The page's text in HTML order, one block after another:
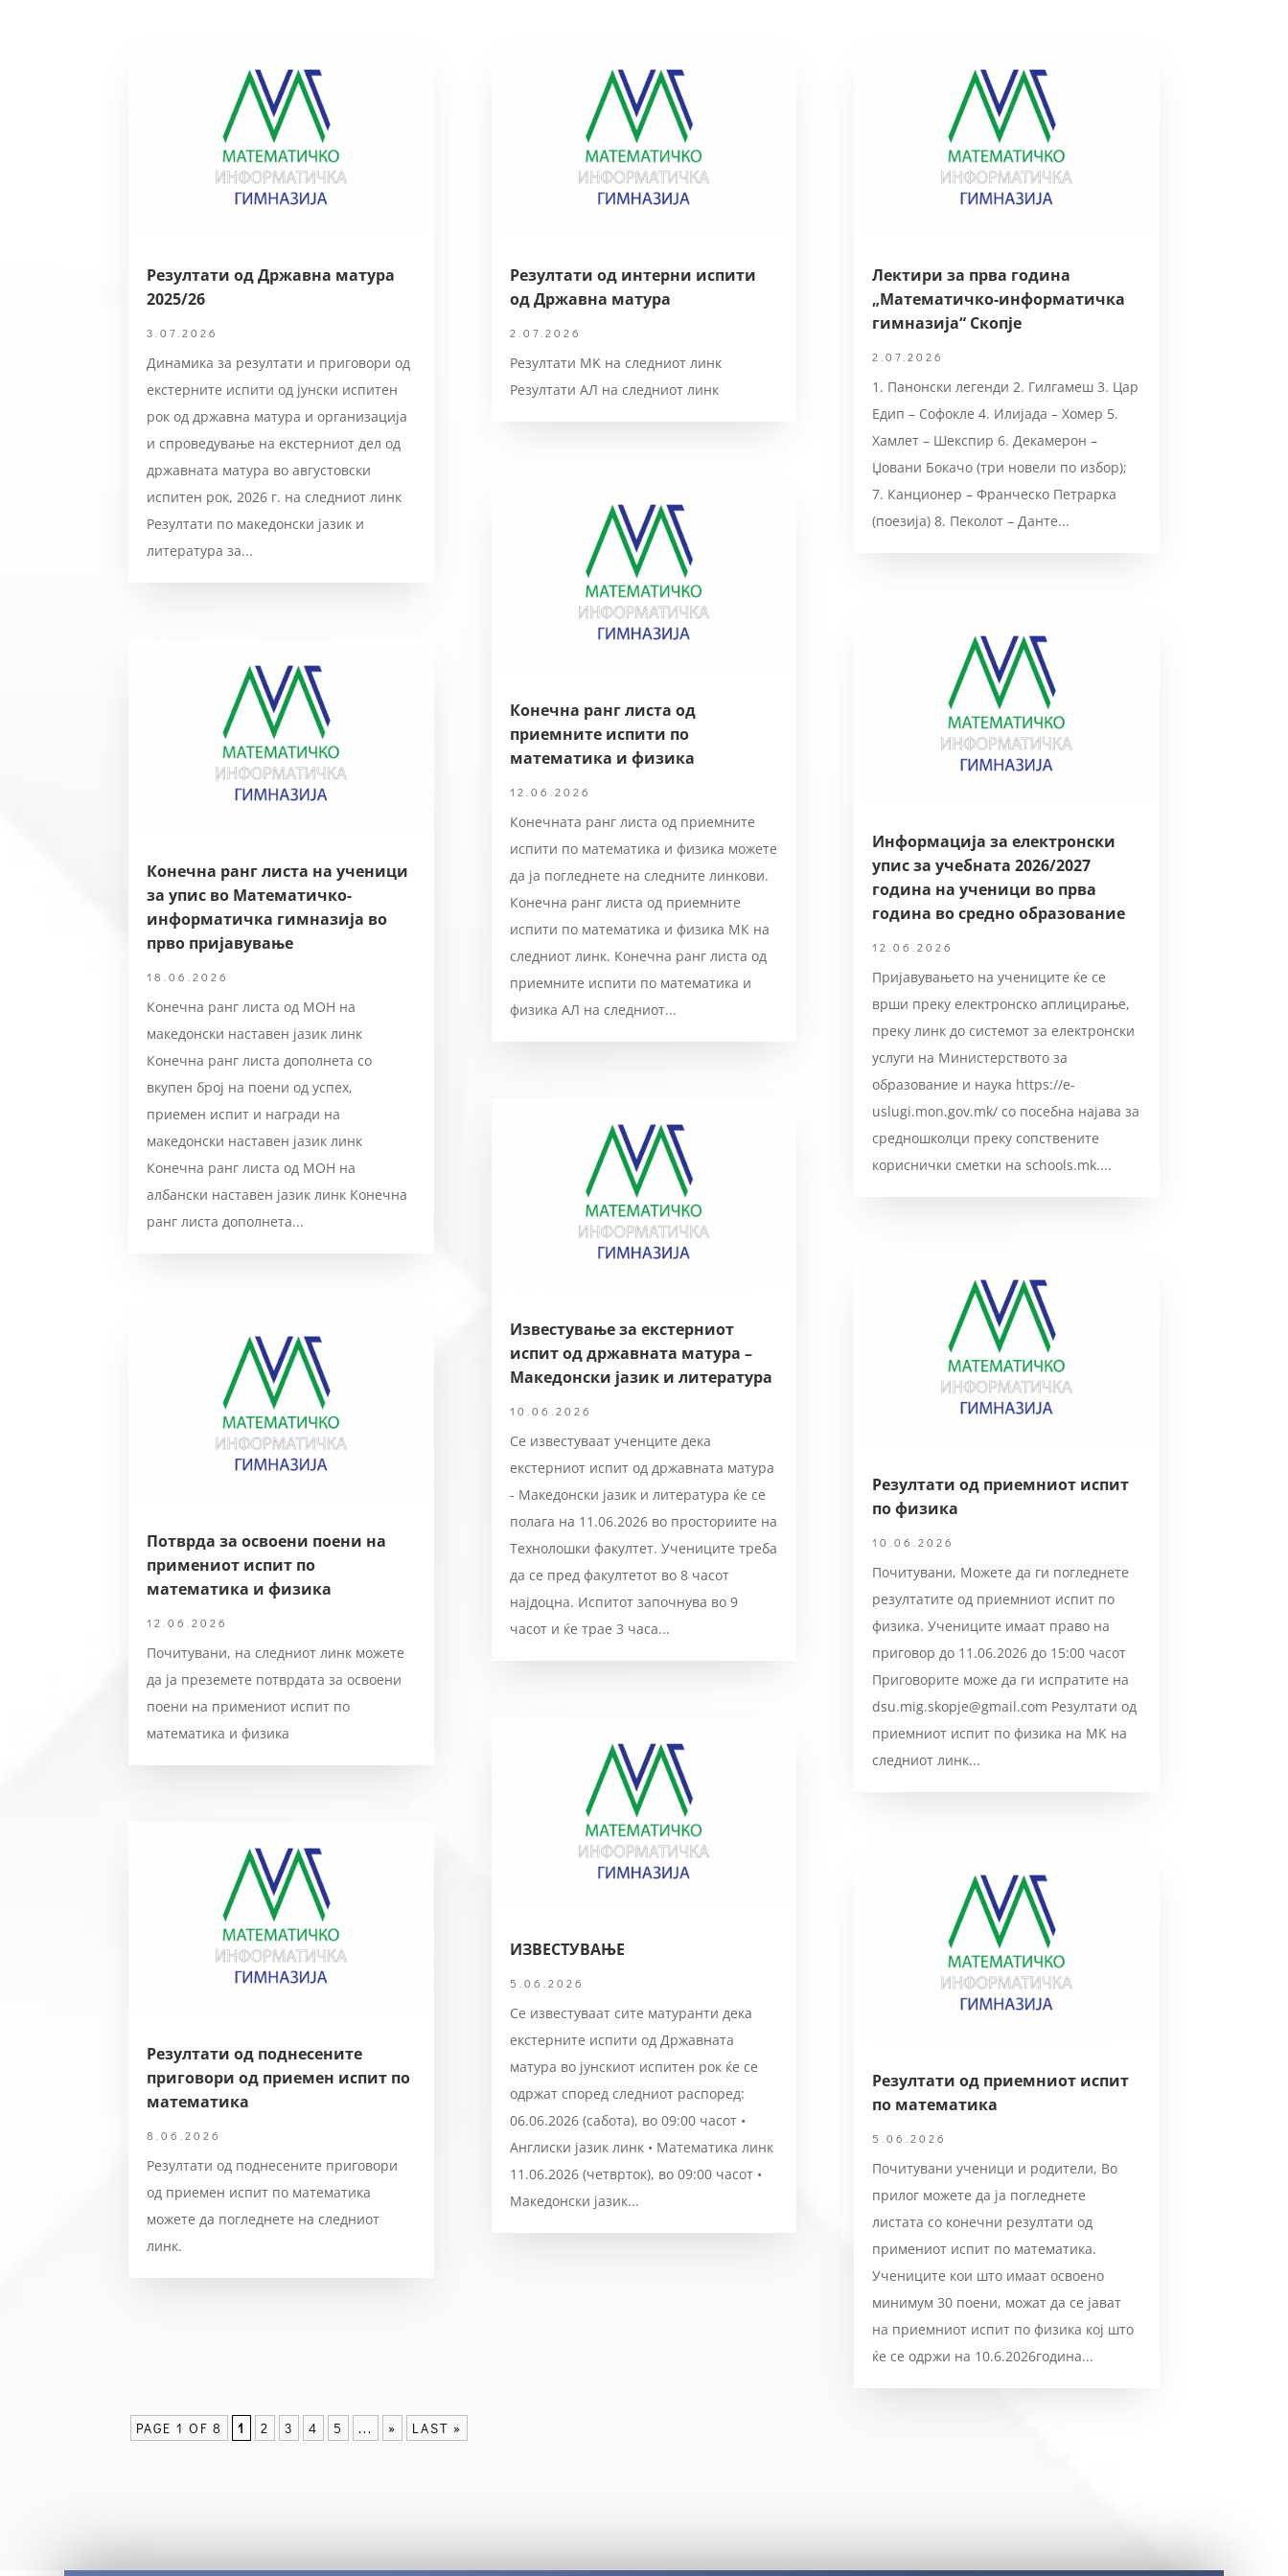
Резултати од Државна матура
2025/26
3.07.2026
Динамика за резултати и приговори од
екстерните испити од јунски испитен
рок од државна матура и организација
и спроведување на екстерниот дел од
државната матура во августовски
испитен рок, 2026 г. на следниот линк
Резултати по македонски јазик и
литература за...
Конечна ранг листа на ученици
за упис во Математичко-
информатичка гимназија во
прво пријавување
18.06.2026
Конечна ранг листа од МОН на
македонски наставен јазик линк
Конечна ранг листа дополнета со
вкупен број на поени од успех,
приемен испит и награди на
македонски наставен јазик линк
Конечна ранг листа од МОН на
албански наставен јазик линк Конечна
ранг листа дополнета...
Потврда за освоени поени на
примениот испит по
математика и физика
12.06.2026
Почитувани, на следниот линк можете
да ја преземете потврдата за освоени
поени на примениот испит по
математика и физика
Резултати од поднесените
приговори од приемен испит по
математика
8.06.2026
Резултати од поднесените приговори
од приемен испит по математика
можете да погледнете на следниот
линк.
Резултати од интерни испити
од Државна матура
2.07.2026
Резултати MK на следниот линк
Резултати АЛ на следниот линк
Конечна ранг листа од
приемните испити по
математика и физика
12.06.2026
Конечната ранг листа од приемните
испити по математика и физика можете
да ја погледнете на следните линкови.
Конечна ранг листа од приемните
испити по математика и физика МК на
следниот линк. Конечна ранг листа од
приемните испити по математика и
физика АЛ на следниот...
Известување за екстерниот
испит од државната матура –
Македонски јазик и литература
10.06.2026
Се известуваат ученците дека
екстерниот испит од државната матура
- Македонски јазик и литература ќе се
полага на 11.06.2026 во просториите на
Технолошки факултет. Учениците треба
да се пред факултетот во 8 часот
најдоцна. Испитот започнува во 9
часот и ќе трае 3 часа...
ИЗВЕСТУВАЊЕ
5.06.2026
Се известуваат сите матуранти дека
екстерните испити од Државната
матура во јунскиот испитен рок ќе се
одржат според следниот распоред:
06.06.2026 (сабота), во 09:00 часот •
Англиски јазик линк • Математика линк
11.06.2026 (четврток), во 09:00 часот •
Македонски јазик...
Лектири за прва година
„Математичко-информатичка
гимназија“ Скопје
2.07.2026
1. Панонски легенди 2. Гилгамеш 3. Цар
Едип – Софокле 4. Илијада – Хомер 5.
Хамлет – Шекспир 6. Декамерон –
Џовани Бокачо (три новели по избор);
7. Канционер – Франческо Петрарка
(поезија) 8. Пеколот – Данте...
Информација за електронски
упис за учебната 2026/2027
година на ученици во прва
година во средно образование
12.06.2026
Пријавувањето на учениците ќе се
врши преку електронско аплицирање,
преку линк до системот за електронски
услуги на Министерството за
образование и наука https://e-
uslugi.mon.gov.mk/ со посебна најава за
средношколци преку сопствените
кориснички сметки на schools.mk....
Резултати од приемниот испит
по физика
10.06.2026
Почитувани, Можете да ги погледнете
резултатите од приемниот испит по
физика. Учениците имаат право на
приговор до 11.06.2026 до 15:00 часот
Приговорите може да ги испратите на
dsu.mig.skopje@gmail.com Резултати од
приемниот испит по физика на МК на
следниот линк...
Резултати од приемниот испит
по математика
5.06.2026
Почитувани ученици и родители, Во
прилог можете да ја погледнете
листата со конечни резултати од
примениот испит по математика.
Учениците кои што имаат освоено
минимум 30 поени, можат да се јават
на приемниот испит по физика кој што
ќе се одржи на 10.6.2026година...
PAGE 1 OF 8 1 2 3 4 5 ... » LAST »